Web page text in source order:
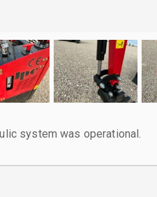
system was operational.